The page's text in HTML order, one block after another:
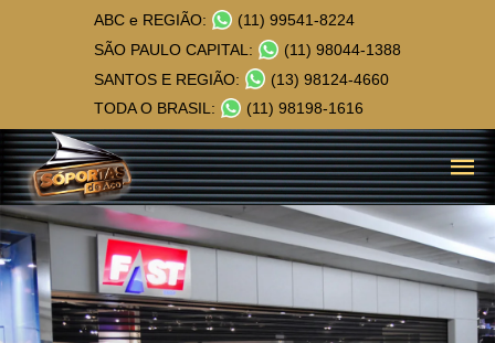
ABC e REGIÃO:
(11) 99541-8224
SÃO PAULO CAPITAL:
(11) 98044-1388
SANTOS E REGIÃO:
(13) 98124-4660
TODA O BRASIL:
(11) 98198-1616